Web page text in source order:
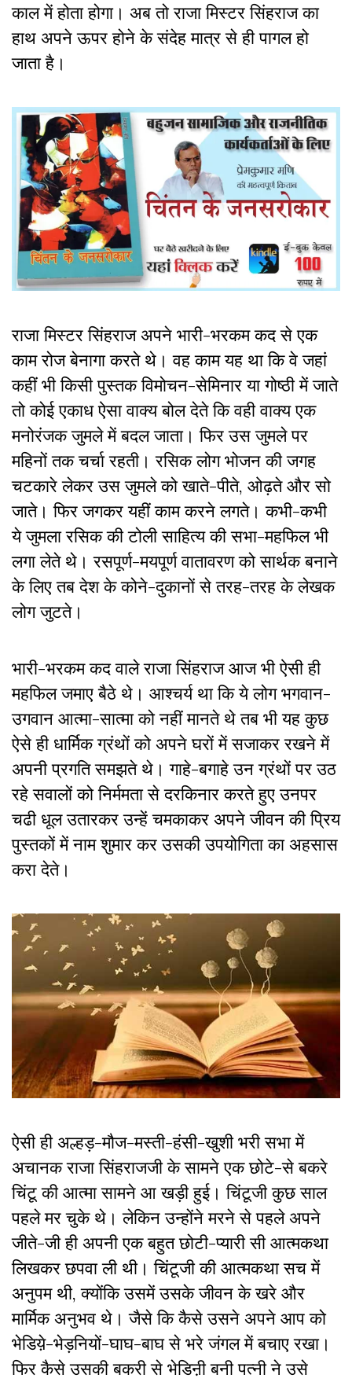
काल में होता होगा। अब तो राजा मिस्टर सिंहराज का
हाथ अपने ऊपर होने के संदेह मात्र से ही पागल हो
जाता है।
राजा मिस्टर सिंहराज अपने भारी-भरकम कद से एक
काम रोज बेनागा करते थे। वह काम यह था कि वे जहां
कहीं भी किसी पुस्तक विमोचन-सेमिनार या गोष्ठी में जाते
तो कोई एकाध ऐसा वाक्य बोल देते कि वही वाक्य एक
मनोरंजक जुमले में बदल जाता। फिर उस जुमले पर
महिनों तक चर्चा रहती। रसिक लोग भोजन की जगह
चटकारे लेकर उस जुमले को खाते-पीते, ओढ़ते और सो
जाते। फिर जगकर यहीं काम करने लगते। कभी-कभी
ये जुमला रसिक की टोली साहित्य की सभा-महफिल भी
लगा लेते थे। रसपूर्ण-मयपूर्ण वातावरण को सार्थक बनाने
के लिए तब देश के कोने-दुकानों से तरह-तरह के लेखक
लोग जुटते।
भारी-भरकम कद वाले राजा सिंहराज आज भी ऐसी ही
महफिल जमाए बैठे थे। आश्चर्य था कि ये लोग भगवान-
उगवान आत्मा-सात्मा को नहीं मानते थे तब भी यह कुछ
ऐसे ही धार्मिक ग्रंथों को अपने घरों में सजाकर रखने में
अपनी प्रगति समझते थे। गाहे-बगाहे उन ग्रंथों पर उठ
रहे सवालों को निर्ममता से दरकिनार करते हुए उनपर
चढी धूल उतारकर उन्हें चमकाकर अपने जीवन की प्रिय
पुस्तकों में नाम शुमार कर उसकी उपयोगिता का अहसास
करा देते।
ऐसी ही अल्हड़-मौज-मस्ती-हंसी-खुशी भरी सभा में
अचानक राजा सिंहराजजी के सामने एक छोटे-से बकरे
चिंटू की आत्मा सामने आ खड़ी हुई। चिंटूजी कुछ साल
पहले मर चुके थे। लेकिन उन्होंने मरने से पहले अपने
जीते-जी ही अपनी एक बहुत छोटी-प्यारी सी आत्मकथा
लिखकर छपवा ली थी। चिंटूजी की आत्मकथा सच में
अनुपम थी, क्योंकि उसमें उसके जीवन के खरे और
मार्मिक अनुभव थे। जैसे कि कैसे उसने अपने आप को
भेडिय़े-भेड़नियों-घाघ-बाघ से भरे जंगल में बचाए रखा।
फिर कैसे उसकी बकरी से भेडिऩी बनी पत्नी ने उसे